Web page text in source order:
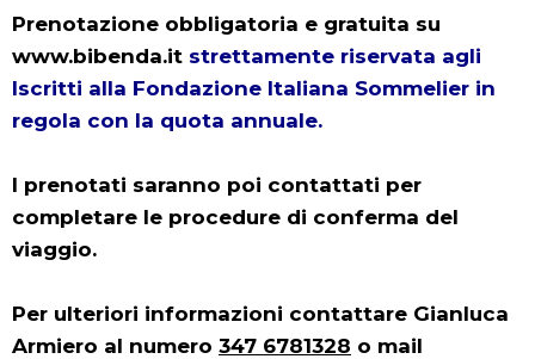
Prenotazione obbligatoria e gratuita su
www.bibenda.it strettamente riservata agli
Iscritti alla Fondazione Italiana Sommelier in
regola con la quota annuale.
I prenotati saranno poi contattati per
completare le procedure di conferma del
viaggio.
Per ulteriori informazioni contattare Gianluca
Armiero al numero 347 6781328 o mail